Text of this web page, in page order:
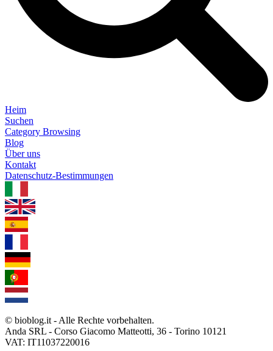
Heim
Suchen
Category Browsing
Blog
Über uns
Kontakt
Datenschutz-Bestimmungen
© bioblog.it - Alle Rechte vorbehalten.
Anda SRL - Corso Giacomo Matteotti, 36 - Torino 10121
VAT: IT11037220016